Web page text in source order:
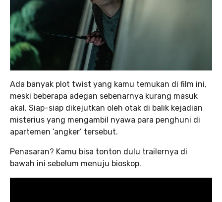
Ada banyak plot twist yang kamu temukan di film ini,
meski beberapa adegan sebenarnya kurang masuk
akal. Siap-siap dikejutkan oleh otak di balik kejadian
misterius yang mengambil nyawa para penghuni di
apartemen ‘angker’ tersebut.
Penasaran? Kamu bisa tonton dulu trailernya di
bawah ini sebelum menuju bioskop.